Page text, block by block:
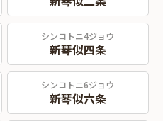
シンコトニ4ジョウ
新琴似四条
シンコトニ6ジョウ
新琴似六条